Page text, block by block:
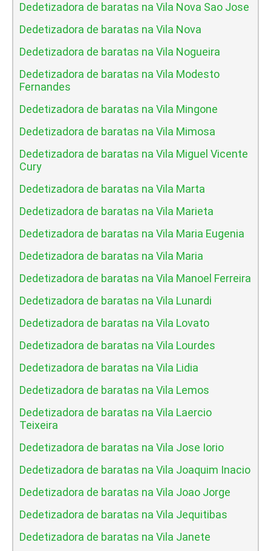
Dedetizadora de baratas na Vila Nova Sao Jose
Dedetizadora de baratas na Vila Nova
Dedetizadora de baratas na Vila Nogueira
Dedetizadora de baratas na Vila Modesto
Fernandes
Dedetizadora de baratas na Vila Mingone
Dedetizadora de baratas na Vila Mimosa
Dedetizadora de baratas na Vila Miguel Vicente
Cury
Dedetizadora de baratas na Vila Marta
Dedetizadora de baratas na Vila Marieta
Dedetizadora de baratas na Vila Maria Eugenia
Dedetizadora de baratas na Vila Maria
Dedetizadora de baratas na Vila Manoel Ferreira
Dedetizadora de baratas na Vila Lunardi
Dedetizadora de baratas na Vila Lovato
Dedetizadora de baratas na Vila Lourdes
Dedetizadora de baratas na Vila Lidia
Dedetizadora de baratas na Vila Lemos
Dedetizadora de baratas na Vila Laercio
Teixeira
Dedetizadora de baratas na Vila Jose Iorio
Dedetizadora de baratas na Vila Joaquim Inacio
Dedetizadora de baratas na Vila Joao Jorge
Dedetizadora de baratas na Vila Jequitibas
Dedetizadora de baratas na Vila Janete